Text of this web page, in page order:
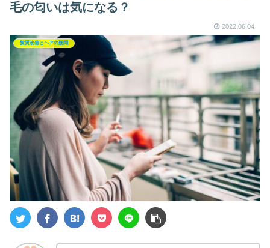
毛の匂いは気になる？
2022.06.04
髪質改善とヘアの疑問